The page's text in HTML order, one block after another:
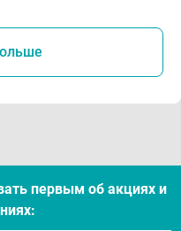
первым об акцияx и